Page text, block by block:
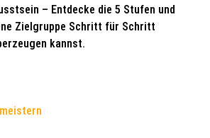
– Entdecke die 5 Stufen und
Zielgruppe Schritt für Schritt
kannst.